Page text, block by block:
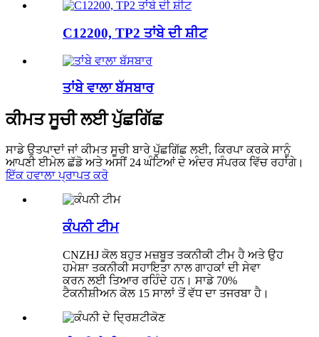
C12200, TP2 ਤਾਂਬੇ ਦੀ ਸ਼ੀਟ
ਤਾਂਬੇ ਵਾਲਾ ਬੱਸਬਾਰ
ਕੀਮਤ ਸੂਚੀ ਲਈ ਪੁੱਛਗਿੱਛ
ਸਾਡੇ ਉਤਪਾਦਾਂ ਜਾਂ ਕੀਮਤ ਸੂਚੀ ਬਾਰੇ ਪੁੱਛਗਿੱਛ ਲਈ, ਕਿਰਪਾ ਕਰਕੇ ਸਾਨੂੰ
ਆਪਣੀ ਈਮੇਲ ਛੱਡੋ ਅਤੇ ਅਸੀਂ 24 ਘੰਟਿਆਂ ਦੇ ਅੰਦਰ ਸੰਪਰਕ ਵਿੱਚ ਰਹਾਂਗੇ।
ਇੱਕ ਹਵਾਲਾ ਪ੍ਰਾਪਤ ਕਰੋ
ਕੰਪਨੀ ਟੀਮ
CNZHJ ਕੋਲ ਬਹੁਤ ਮਜ਼ਬੂਤ ​​ਤਕਨੀਕੀ ਟੀਮ ਹੈ ਅਤੇ ਉਹ
ਹਮੇਸ਼ਾ ਤਕਨੀਕੀ ਸਹਾਇਤਾ ਨਾਲ ਗਾਹਕਾਂ ਦੀ ਸੇਵਾ
ਕਰਨ ਲਈ ਤਿਆਰ ਰਹਿੰਦੇ ਹਨ। ਸਾਡੇ 70%
ਟੈਕਨੀਸ਼ੀਅਨ ਕੋਲ 15 ਸਾਲਾਂ ਤੋਂ ਵੱਧ ਦਾ ਤਜਰਬਾ ਹੈ।